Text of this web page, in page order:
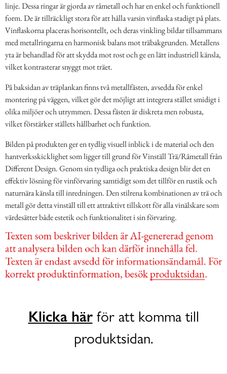
linje. Dessa ringar är gjorda av råmetall och har en enkel och funktionell
form. De är tillräckligt stora för att hålla varsin vinflaska stadigt på plats.
Vinflaskorna placeras horisontellt, och deras vinkling bildar tillsammans
med metallringarna en harmonisk balans mot träbakgrunden. Metallens
yta är behandlad för att skydda mot rost och ge en lätt industriell känsla,
vilket kontrasterar snyggt mot träet.
På baksidan av träplankan finns två metallfästen, avsedda för enkel
montering på väggen, vilket gör det möjligt att integrera stället smidigt i
olika miljöer och utrymmen. Dessa fästen är diskreta men robusta,
vilket förstärker ställets hållbarhet och funktion.
Bilden på produkten ger en tydlig visuell inblick i de material och den
hantverksskicklighet som ligger till grund för Vinställ Trä/Råmetall från
Different Design. Genom sin tydliga och praktiska design blir det en
effektiv lösning för vinförvaring samtidigt som det tillför en rustik och
naturnära känsla till inredningen. Den stilrena kombinationen av trä och
metall gör detta vinställ till ett attraktivt tillskott för alla vinälskare som
värdesätter både estetik och funktionalitet i sin förvaring.
Klicka härför att komma till
produktsidan.